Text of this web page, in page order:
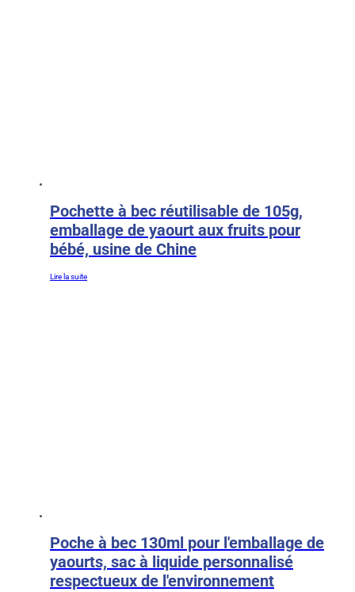
Pochette à bec réutilisable de 105g,
emballage de yaourt aux fruits pour
bébé, usine de Chine
Lire la suite
Poche à bec 130ml pour l'emballage de
yaourts, sac à liquide personnalisé
respectueux de l'environnement